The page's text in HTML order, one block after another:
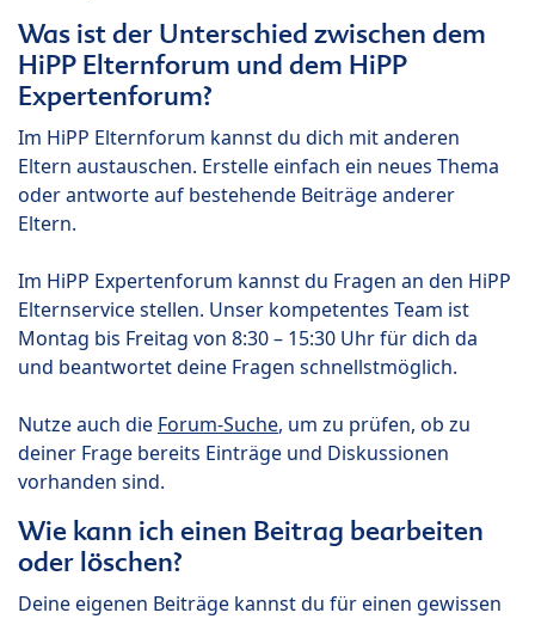
Was ist der Unterschied zwischen dem
HiPP Elternforum und dem HiPP
Expertenforum?
Im HiPP Elternforum kannst du dich mit anderen
Eltern austauschen. Erstelle einfach ein neues Thema
oder antworte auf bestehende Beiträge anderer
Eltern.
Im HiPP Expertenforum kannst du Fragen an den HiPP
Elternservice stellen. Unser kompetentes Team ist
Montag bis Freitag von 8:30 – 15:30 Uhr für dich da
und beantwortet deine Fragen schnellstmöglich.
Nutze auch die Forum-Suche, um zu prüfen, ob zu
deiner Frage bereits Einträge und Diskussionen
vorhanden sind.
Wie kann ich einen Beitrag bearbeiten
oder löschen?
Deine eigenen Beiträge kannst du für einen gewissen